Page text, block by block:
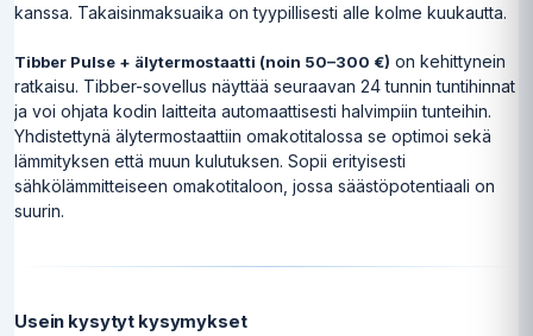
kanssa. Takaisinmaksuaika on tyypillisesti alle kolme kuukautta.
Tibber Pulse + älytermostaatti (noin 50–300 €) on kehittynein
ratkaisu. Tibber-sovellus näyttää seuraavan 24 tunnin tuntihinnat
ja voi ohjata kodin laitteita automaattisesti halvimpiin tunteihin.
Yhdistettynä älytermostaattiin omakotitalossa se optimoi sekä
lämmityksen että muun kulutuksen. Sopii erityisesti
sähkölämmitteiseen omakotitaloon, jossa säästöpotentiaali on
suurin.
Usein kysytyt kysymykset